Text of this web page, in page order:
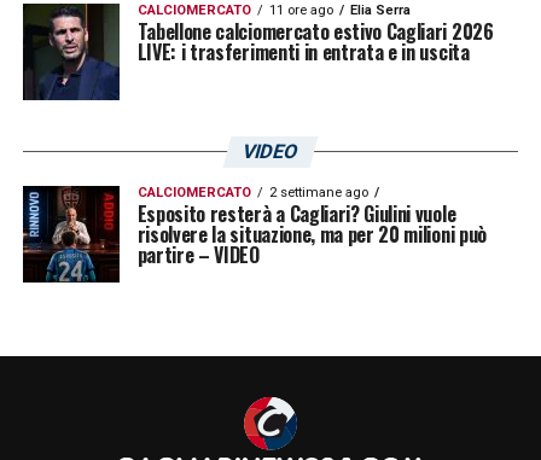
CALCIOMERCATO 11 ore ago Elia Serra
Tabellone calciomercato estivo Cagliari 2026
LIVE: i trasferimenti in entrata e in uscita
VIDEO
CALCIOMERCATO 2 settimane ago
Esposito resterà a Cagliari? Giulini vuole
risolvere la situazione, ma per 20 milioni può
partire – VIDEO